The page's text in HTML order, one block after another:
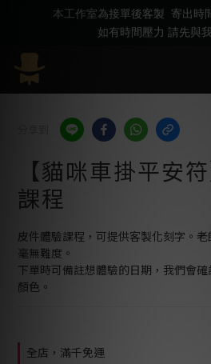
【貓咪車掛平安
課程
皮件體驗課程，可提供客製化刻字。
毫無難度。
下單時可備註想體驗的日期，我們會
顏色。
全店，滿千免運
本工作室為接單後客製 寄出時
如有時間壓力 請先與